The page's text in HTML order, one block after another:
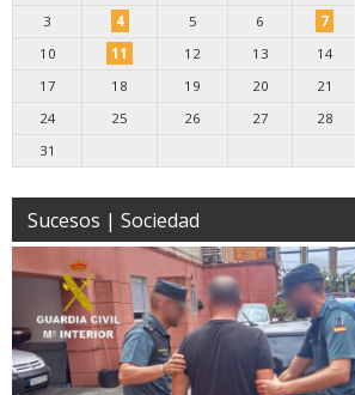
3
4 5 6 7
10
11 12 13 14
17
18 19 20 21
24
25 26 27 28
31
Sucesos | Sociedad